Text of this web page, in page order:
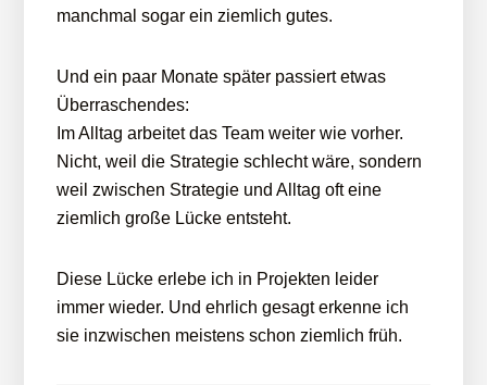
manchmal sogar ein ziemlich gutes.
Und ein paar Monate später passiert etwas
Überraschendes:
Im Alltag arbeitet das Team weiter wie vorher.
Nicht, weil die Strategie schlecht wäre, sondern
weil zwischen Strategie und Alltag oft eine
ziemlich große Lücke entsteht.
Diese Lücke erlebe ich in Projekten leider
immer wieder. Und ehrlich gesagt erkenne ich
sie inzwischen meistens schon ziemlich früh.